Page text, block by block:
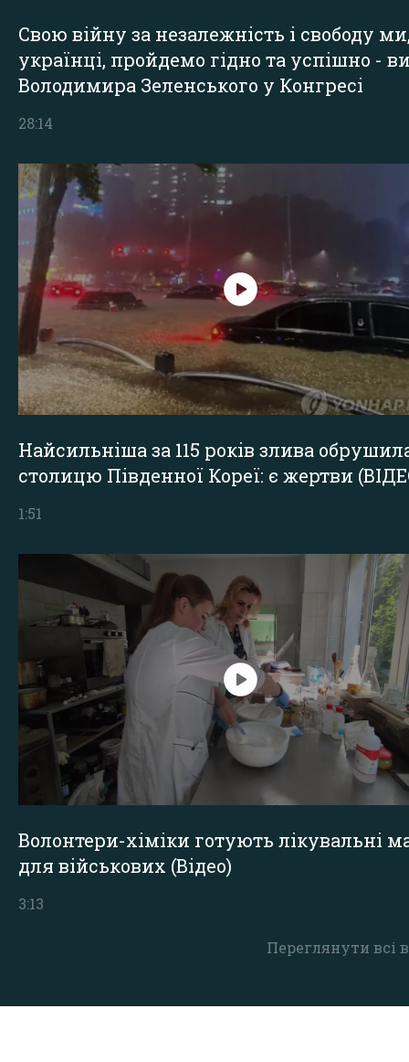
Переглянути всі
Свою війну за незалежність і свободу
українці, пройдемо гідно та успішно -
Володимира Зеленського у Конгресі
28:14
Найсильніша за 115 років злива
столицю Південної Кореї: є жертви
1:51
Волонтери-хіміки готують лікувальні
для військових (Відео)
3:13